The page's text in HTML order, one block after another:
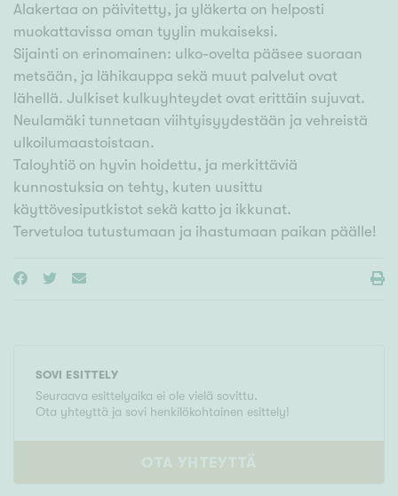
Alakertaa on päivitetty, ja yläkerta on helposti
muokattavissa oman tyylin mukaiseksi.
Sijainti on erinomainen: ulko-ovelta pääsee suoraan
metsään, ja lähikauppa sekä muut palvelut ovat
lähellä. Julkiset kulkuyhteydet ovat erittäin sujuvat.
Neulamäki tunnetaan viihtyisyydestään ja vehreistä
ulkoilumaastoistaan.
Taloyhtiö on hyvin hoidettu, ja merkittäviä
kunnostuksia on tehty, kuten uusittu
käyttövesiputkistot sekä katto ja ikkunat.
SOVI ESITTELY
Seuraava esittelyaika ei ole vielä sovittu.
Ota yhteyttä ja sovi henkilökohtainen esittely!
OTA YHTEYTTÄ